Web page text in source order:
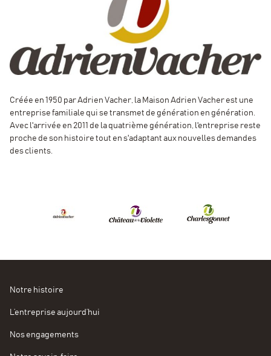
Créée en 1950 par Adrien Vacher, la Maison Adrien Vacher est une
entreprise familiale qui se transmet de génération en génération.
Avec l'arrivée en 2011 de la quatrième génération, l'entreprise reste
proche de son histoire tout en s'adaptant aux nouvelles demandes
des clients.
Notre histoire
L’entreprise aujourd’hui
Nos engagements